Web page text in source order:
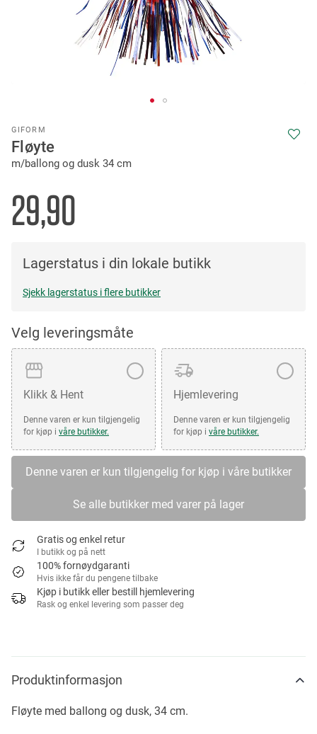
GIFORM
Fløyte
m/ballong og dusk 34 cm
29,90
Lagerstatus i din lokale butikk
Sjekk lagerstatus i flere butikker
Velg leveringsmåte
Klikk & Hent
Denne varen er kun tilgjengelig
for kjøp i våre butikker.
Hjemlevering
Denne varen er kun tilgjengelig
for kjøp i våre butikker.
Denne varen er kun tilgjengelig for kjøp i våre butikker
Se alle butikker med varer på lager
Gratis og enkel retur
I butikk og på nett
100% fornøydgaranti
Hvis ikke får du pengene tilbake
Kjøp i butikk eller bestill hjemlevering
Rask og enkel levering som passer deg
to
the
beginning
the
images
gallery
Produktinformasjon
Fløyte med ballong og dusk, 34 cm.